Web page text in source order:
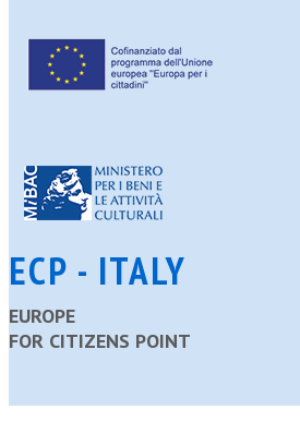
ECP - ITALY
EUROPE
FOR CITIZENS POINT